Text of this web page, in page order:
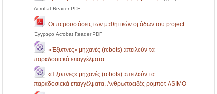
Acrobat Reader PDF
Οι παρουσιάσεις των μαθητικών ομάδων του project
Έγγραφο Acrobat Reader PDF
«Έξυπνες» μηχανές (robots) απειλούν τα
παραδοσιακά επαγγέλματα.
«Έξυπνες» μηχανές (robots) απειλούν τα
παραδοσιακά επαγγέλματα. Aνθρωποειδές ρομπότ ASIMO